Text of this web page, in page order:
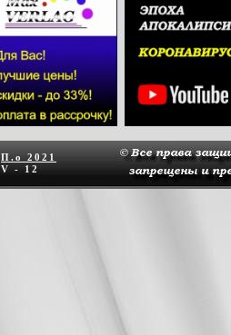
П.о
2021
V - 12